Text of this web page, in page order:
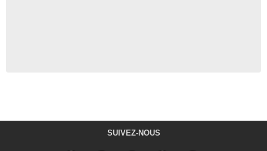
SUIVEZ-NOUS